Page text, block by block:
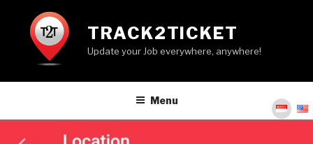
content
TRACK2TICKET
Update your Job everywhere, anywhere!
Menu